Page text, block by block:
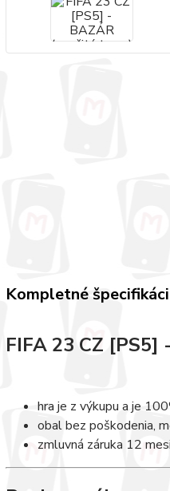
Kompletné
FIFA 23 CZ
hra je z výkupu a je
obal bez poškodenia,
zmluvná záruka 12